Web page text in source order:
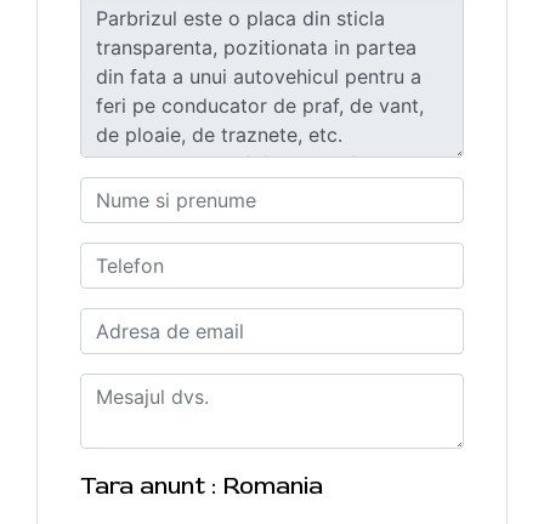
Tara anunt : Romania